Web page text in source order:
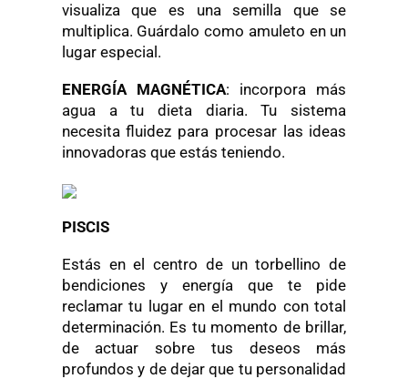
visualiza que es una semilla que se
multiplica. Guárdalo como amuleto en un
lugar especial.
ENERGÍA MAGNÉTICA: incorpora más
agua a tu dieta diaria. Tu sistema
necesita fluidez para procesar las ideas
innovadoras que estás teniendo.
PISCIS
Estás en el centro de un torbellino de
bendiciones y energía que te pide
reclamar tu lugar en el mundo con total
determinación. Es tu momento de brillar,
de actuar sobre tus deseos más
profundos y de dejar que tu personalidad